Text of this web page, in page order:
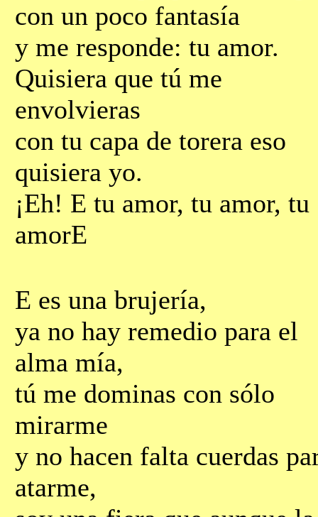
con un poco fantasía
y me responde: tu amor.
Quisiera que tú me
envolvieras
con tu capa de torera eso
quisiera yo.
¡Eh! Е tu amor, tu amor, tu
amorЕ
Е es una brujería,
ya no hay remedio para el
alma mía,
tú me dominas con sólo
mirarme
y no hacen falta cuerdas
atarme,